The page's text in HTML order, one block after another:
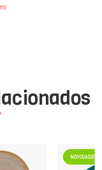
NOVIDADE